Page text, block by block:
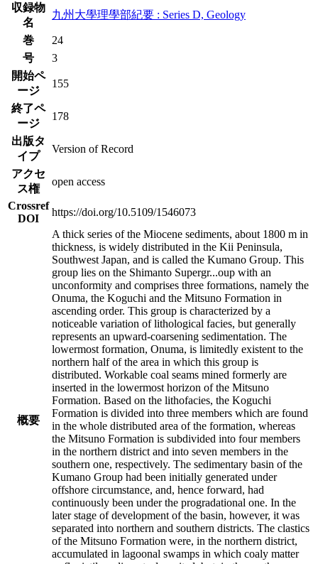
収録物
名
九州大學理學部紀要 : Series D, Geology
巻
24
号
3
開始ペ
ージ
155
終了ペ
ージ
178
出版タ
イプ
Version of Record
アクセ
ス権
open access
Crossref
DOI
https://doi.org/10.5109/1546073
概要
A thick series of the Miocene sediments, about 1800 m in
thickness, is widely distributed in the Kii Peninsula,
Southwest Japan, and is called the Kumano Group. This
group lies on the Shimanto Supergr...oup with an
unconformity and comprises three formations, namely the
Onuma, the Koguchi and the Mitsuno Formation in
ascending order. This group is characterized by a
noticeable variation of lithological facies, but generally
represents an upward-coarsening sedimentation. The
lowermost formation, Onuma, is limitedly existent to the
northern half of the area in which this group is
distributed. Workable coal seams mined formerly are
inserted in the lowermost horizon of the Mitsuno
Formation. Based on the lithofacies, the Koguchi
Formation is divided into three members which are found
in the whole distributed area of the formation, whereas
the Mitsuno Formation is subdivided into four members
in the northern district and into seven members in the
southern one, respectively. The sedimentary basin of the
Kumano Group had been initially generated under
offshore circumstance, and, hence forward, had
continuously been under the progradational one. In the
later stage of development of the basin, however, it was
separated into northern and southern districts. The clastics
of the Mitsuno Formation were, in the northern district,
accumulated in lagoonal swamps in which coaly matter